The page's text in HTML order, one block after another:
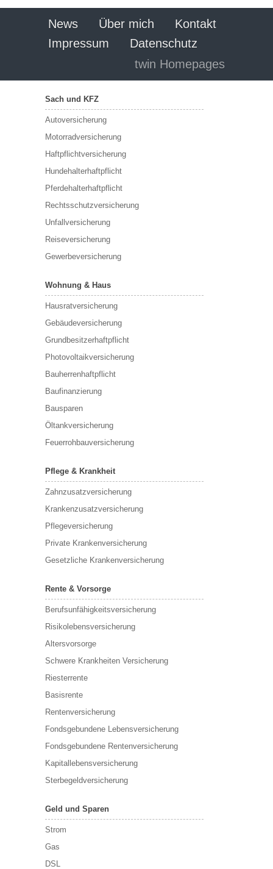
News Über mich
Kontakt
Impressum
Datenschutz
twin Homepages
Sach und KFZ
Autoversicherung
Motorradversicherung
Haftpflichtversicherung
Hundehalterhaftpflicht
Pferdehalterhaftpflicht
Rechtsschutzversicherung
Unfallversicherung
Reiseversicherung
Gewerbeversicherung
Wohnung & Haus
Hausratversicherung
Gebäudeversicherung
Grundbesitzerhaftpflicht
Photovoltaikversicherung
Bauherrenhaftpflicht
Baufinanzierung
Bausparen
Öltankversicherung
Feuerrohbauversicherung
Pflege & Krankheit
Zahnzusatzversicherung
Krankenzusatzversicherung
Pflegeversicherung
Private Krankenversicherung
Gesetzliche Krankenversicherung
Rente & Vorsorge
Berufs­unfähigkeitsversicherung
Risikolebensversicherung
Altersvorsorge
Schwere Krankheiten Versicherung
Riesterrente
Basisrente
Rentenversicherung
Fondsgebundene Lebensversicherung
Fondsgebundene Rentenversicherung
Kapitallebensversicherung
Sterbegeldversicherung
Geld und Sparen
Strom
Gas
DSL